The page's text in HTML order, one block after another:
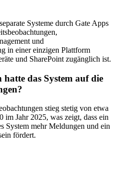
Systeme durch Gate Apps
und
in einer einzigen Plattform
und SharePoint zugänglich ist.
das System auf die
stieg stetig von etwa
im Jahr 2025, was zeigt, dass ein
System mehr Meldungen und ein
fördert.